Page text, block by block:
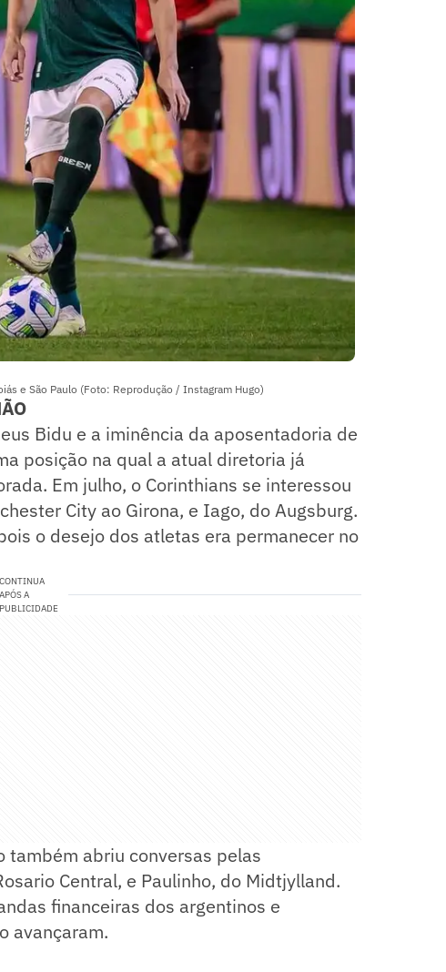
e São Paulo (Foto: Reprodução / Instagram Hugo)
Bidu e a iminência da aposentadoria de
posição na qual a atual diretoria já
Em julho, o Corinthians se interessou
City ao Girona, e Iago, do Augsburg.
o desejo dos atletas era permanecer no
CONTINUA
APÓS A
PUBLICIDADE
abriu conversas pelas
Central, e Paulinho, do Midtjylland.
financeiras dos argentinos e
avançaram.